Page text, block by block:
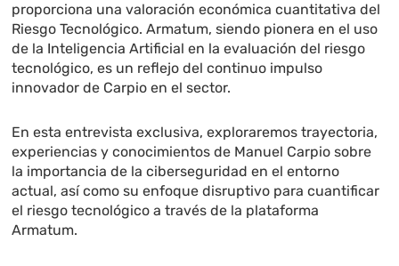
proporciona una valoración económica cuantitativa del
Riesgo Tecnológico. Armatum, siendo pionera en el uso
de la Inteligencia Artificial en la evaluación del riesgo
tecnológico, es un reflejo del continuo impulso
innovador de Carpio en el sector.
En esta entrevista exclusiva, exploraremos trayectoria,
experiencias y conocimientos de Manuel Carpio sobre
la importancia de la ciberseguridad en el entorno
actual, así como su enfoque disruptivo para cuantificar
el riesgo tecnológico a través de la plataforma
Armatum.